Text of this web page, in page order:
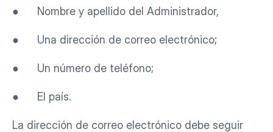
●      Nombre y apellido del Administrador,
●      Una dirección de correo electrónico;
●      Un número de teléfono;
●      El país.
La dirección de correo electrónico debe seguir